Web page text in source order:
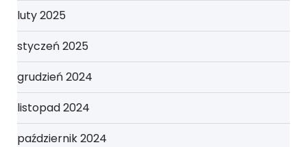
luty 2025
styczeń 2025
grudzień 2024
listopad 2024
październik 2024